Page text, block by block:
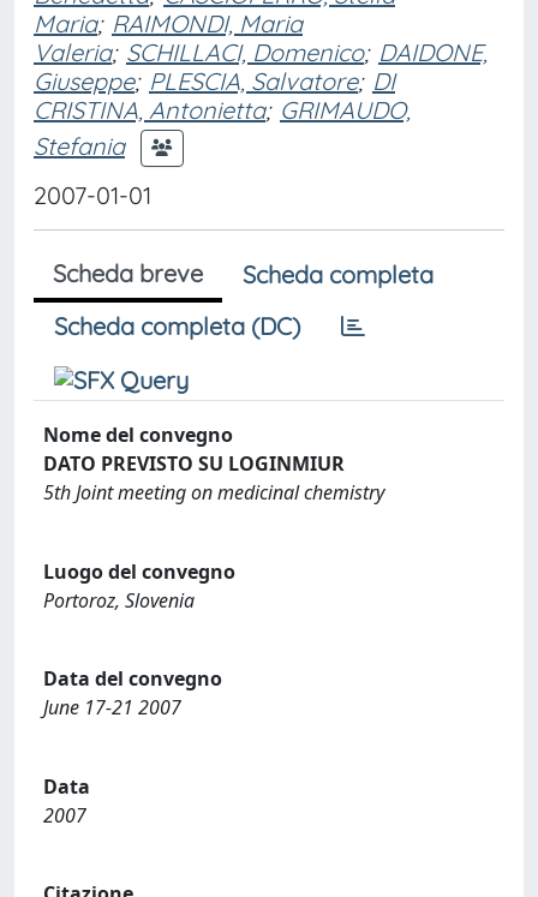
Maria; RAIMONDI, Maria
Valeria; SCHILLACI, Domenico; DAIDONE,
Giuseppe; PLESCIA, Salvatore; DI
CRISTINA, Antonietta; GRIMAUDO,
Stefania
2007-01-01
Scheda breve
Scheda completa
Scheda completa (DC)
Nome del convegno
DATO PREVISTO SU LOGINMIUR
5th Joint meeting on medicinal chemistry
Luogo del convegno
Portoroz, Slovenia
Data del convegno
June 17-21 2007
Data
2007